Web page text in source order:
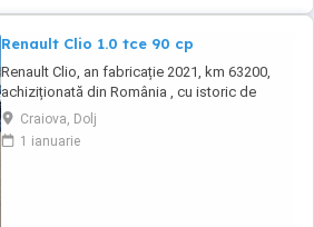
Renault Clio 1.0 tce 90 cp
Renault Clio, an fabricație 2021, km 63200,
achiziționată din România , cu istoric de
service. Auto se livrează cu ITP valabil, revizie
tehnica( schimb ulei și filtre), garantie
Craiova, Dolj
1 ianuarie